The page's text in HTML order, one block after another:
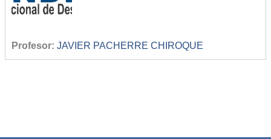
Profesor: JAVIER PACHERRE CHIROQUE